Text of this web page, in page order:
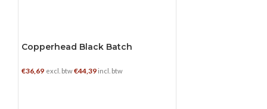
Copperhead Black Batch
€36,69 excl. btw€44,39 incl. btw